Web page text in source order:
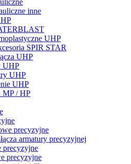
inne
UHP
SPIR STAR
UHP
UHP
UHP
UHP
MP / HP
precyzyjne
armatury precyzyjnej
precyzyjne
precyzyjne